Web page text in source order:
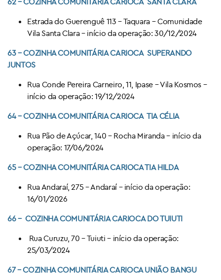
Estrada do Guerenguê 113 – Taquara – Comunidade
Vila Santa Clara – início da operação: 30/12/2024
63 – COZINHA COMUNITÁRIA CARIOCA SUPERANDO
JUNTOS
Rua Conde Pereira Carneiro, 11, Ipase – Vila Kosmos –
início da operação: 19/12/2024
64 – COZINHA COMUNITÁRIA CARIOCA TIA CÉLIA
Rua Pão de Açúcar, 140 – Rocha Miranda – início da
operação: 17/06/2024
65 – COZINHA COMUNITÁRIA CARIOCATIA HILDA
Rua Andaraí, 275 – Andaraí – início da operação:
16/01/2026
66 – COZINHA COMUNITÁRIA CARIOCA DOTUIUTI
Rua Curuzu, 70 – Tuiuti – início da operação:
25/03/2024
67– COZINHA COMUNITÁRIA CARIOCAUNIÃO BANGU